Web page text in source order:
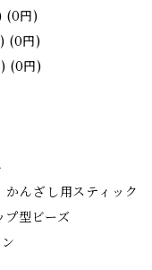
(0円)
(0円)
) (0円)
んざし用スティック
プ型ビーズ